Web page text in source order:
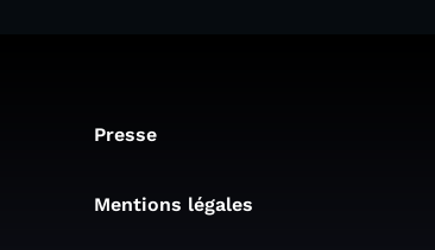
Presse
Mentions légales